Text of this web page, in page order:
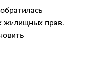
жилищных прав.